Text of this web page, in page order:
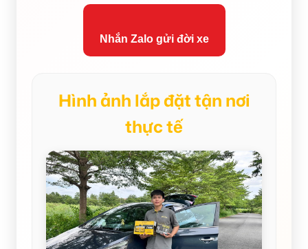
Nhắn Zalo gửi đời xe
Hình ảnh lắp đặt tận nơi
thực tế